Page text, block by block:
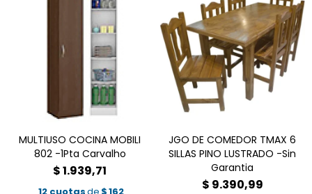
MULTIUSO COCINA MOBILI
802 -1Pta Carvalho
$1.939,71
JGO DE COMEDOR TMAX 6
SILLAS PINO LUSTRADO -Sin
Garantia
$ 9.390,99